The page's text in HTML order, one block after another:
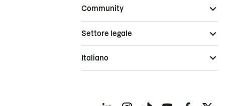
Community
Settore legale
Italiano